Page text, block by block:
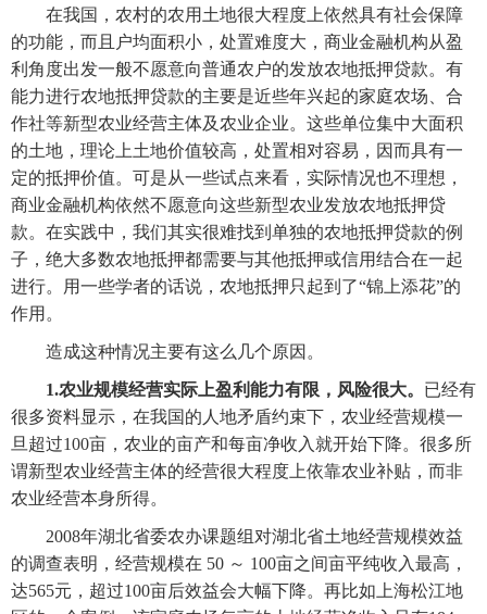
在我国，农村的农用土地很大程度上依然具有社会保障
的功能，而且户均面积小，处置难度大，商业金融机构从盈
利角度出发一般不愿意向普通农户的发放农地抵押贷款。有
能力进行农地抵押贷款的主要是近些年兴起的家庭农场、合
作社等新型农业经营主体及农业企业。这些单位集中大面积
的土地，理论上土地价值较高，处置相对容易，因而具有一
定的抵押价值。可是从一些试点来看，实际情况也不理想，
商业金融机构依然不愿意向这些新型农业发放农地抵押贷
款。在实践中，我们其实很难找到单独的农地抵押贷款的例
子，绝大多数农地抵押都需要与其他抵押或信用结合在一起
进行。用一些学者的话说，农地抵押只起到了“锦上添花”的
作用。
造成这种情况主要有这么几个原因。
1.农业规模经营实际上盈利能力有限，风险很大。 已经有
很多资料显示，在我国的人地矛盾约束下，农业经营规模一
旦超过100亩，农业的亩产和每亩净收入就开始下降。很多所
谓新型农业经营主体的经营很大程度上依靠农业补贴，而非
农业经营本身所得。
2008年湖北省委农办课题组对湖北省土地经营规模效益
的调查表明，经营规模在 50 ～ 100亩之间亩平纯收入最高，
达565元，超过100亩后效益会大幅下降。再比如上海松江地